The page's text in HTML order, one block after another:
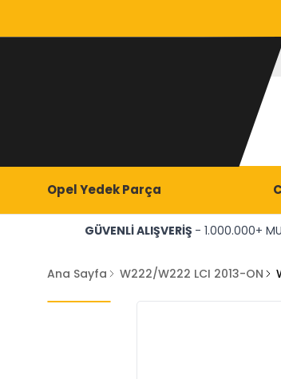
Opel Yedek Parça
GÜVENLİ ALIŞVERİŞ - 1.000.000+
Ana Sayfa W222/W222 LCI 2013-ON